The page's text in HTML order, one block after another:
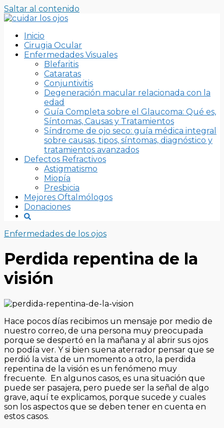
Saltar al contenido
Inicio
Cirugia Ocular
Enfermedades Visuales
Blefaritis
Cataratas
Conjuntivitis
Degeneración macular relacionada con la
edad
Guía Completa sobre el Glaucoma: Qué es,
Síntomas, Causas y Tratamientos
Síndrome de ojo seco: guía médica integral
sobre causas, tipos, síntomas, diagnóstico y
tratamientos avanzados
Defectos Refractivos
Astigmatismo
Miopía
Presbicia
Mejores Oftalmólogos
Donaciones
Enfermedades de los ojos
Perdida repentina de la
visión
Hace pocos días recibimos un mensaje por medio de
nuestro correo, de una persona muy preocupada
porque se despertó en la mañana y al abrir sus ojos
no podía ver. Y si bien suena aterrador pensar que se
perdió la vista de un momento a otro, la perdida
repentina de la visión es un fenómeno muy
frecuente. En algunos casos, es una situación que
puede ser pasajera, pero puede ser la señal de algo
grave, aquí te explicamos, porque sucede y cuales
son los aspectos que se deben tener en cuenta en
estos casos.